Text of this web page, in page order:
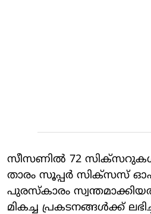
സീസണിൽ 72
താരം സൂപ്പർ സിക്‌സസ്
പുരസ്കാരം
മികച്ച പ്രകടനങ്ങൾക്ക്